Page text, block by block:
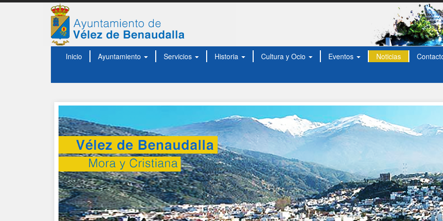
Inicio Ayuntamiento Servicios Historia Cultura y Ocio Eventos Noticias